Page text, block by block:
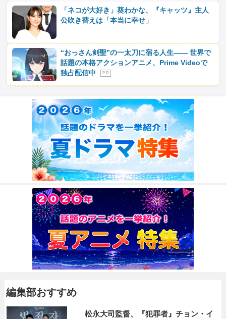
「ネコが大好き」葵わかな、『キャッツ』主人
公吹き替えは「本当に幸せ」
“おっさん剣聖”の一太刀に宿る人生―― 世界で
話題の本格アクションアニメ、Prime Videoで
独占配信中
P R
編集部おすすめ
松永大司監督、『犯罪者』チョン・イ